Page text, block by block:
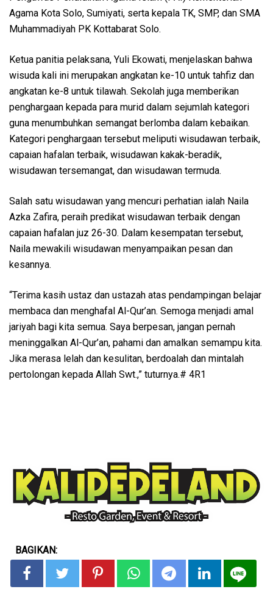
Agama Kota Solo, Sumiyati, serta kepala TK, SMP, dan SMA
Muhammadiyah PK Kottabarat Solo.
Ketua panitia pelaksana, Yuli Ekowati, menjelaskan bahwa
wisuda kali ini merupakan angkatan ke-10 untuk tahfiz dan
angkatan ke-8 untuk tilawah. Sekolah juga memberikan
penghargaan kepada para murid dalam sejumlah kategori
guna menumbuhkan semangat berlomba dalam kebaikan.
Kategori penghargaan tersebut meliputi wisudawan terbaik,
capaian hafalan terbaik, wisudawan kakak-beradik,
wisudawan tersemangat, dan wisudawan termuda.
Salah satu wisudawan yang mencuri perhatian ialah Naila
Azka Zafira, peraih predikat wisudawan terbaik dengan
capaian hafalan juz 26-30. Dalam kesempatan tersebut,
Naila mewakili wisudawan menyampaikan pesan dan
kesannya.
“Terima kasih ustaz dan ustazah atas pendampingan belajar
membaca dan menghafal Al-Qur’an. Semoga menjadi amal
jariyah bagi kita semua. Saya berpesan, jangan pernah
meninggalkan Al-Qur’an, pahami dan amalkan semampu kita.
Jika merasa lelah dan kesulitan, berdoalah dan mintalah
pertolongan kepada Allah Swt.,” tuturnya.# 4R1
BAGIKAN: